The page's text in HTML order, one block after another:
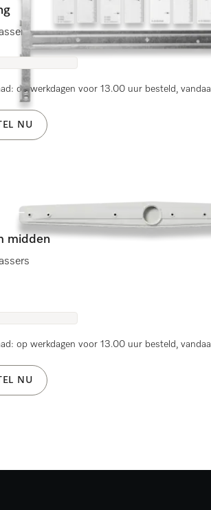
op werkdagen voor 13.00 uur besteld,
NU
midden
op werkdagen voor 13.00 uur besteld,
NU